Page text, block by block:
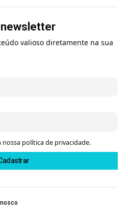
valioso diretamente na sua
nossa política de privacidade.